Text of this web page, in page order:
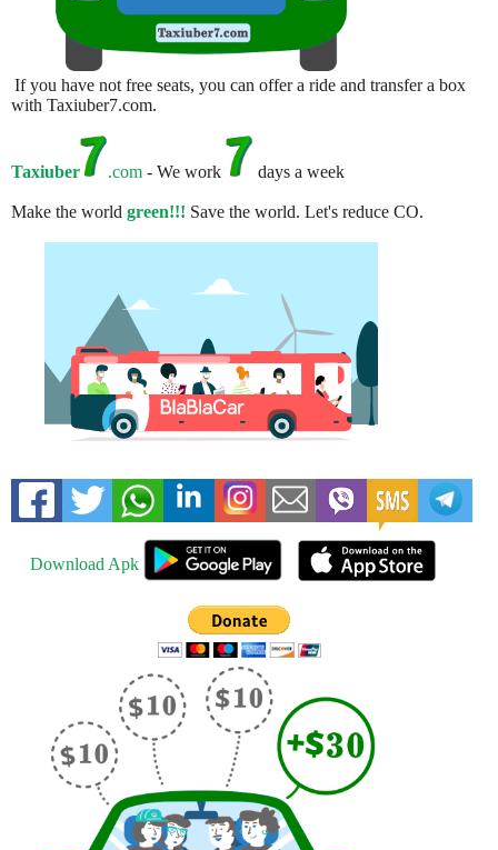
If you have not free seats, you can offer a ride and transfer a box
with Taxiuber7.com.
Taxiuber .com - We work days a week
Make the world green!!! Save the world. Let's reduce CO.
Download Apk